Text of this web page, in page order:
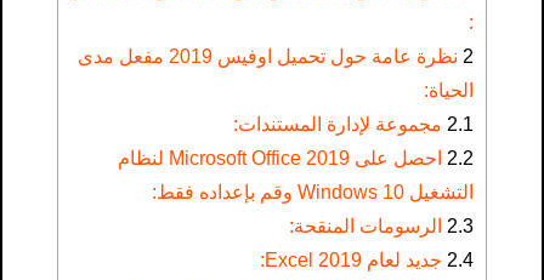
:
2
نظرة عامة حول تحميل اوفيس 2019 مفعل مدى
الحياة:
2.1 مجموعة لإدارة المستندات:
2.2
احصل على Microsoft Office 2019 لنظام
التشغيل Windows 10 وقم بإعداده فقط:
2.3 الرسومات المنقحة:
2.4 جديد لعام 2019 Excel: